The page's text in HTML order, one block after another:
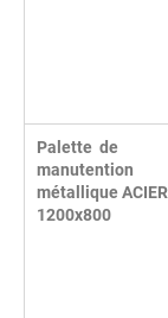
Palette de
manutention
métallique ACIER
1200x800